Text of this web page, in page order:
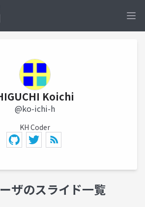
Koichi
@ko-ichi-h
KH Coder
ザのスライド一覧